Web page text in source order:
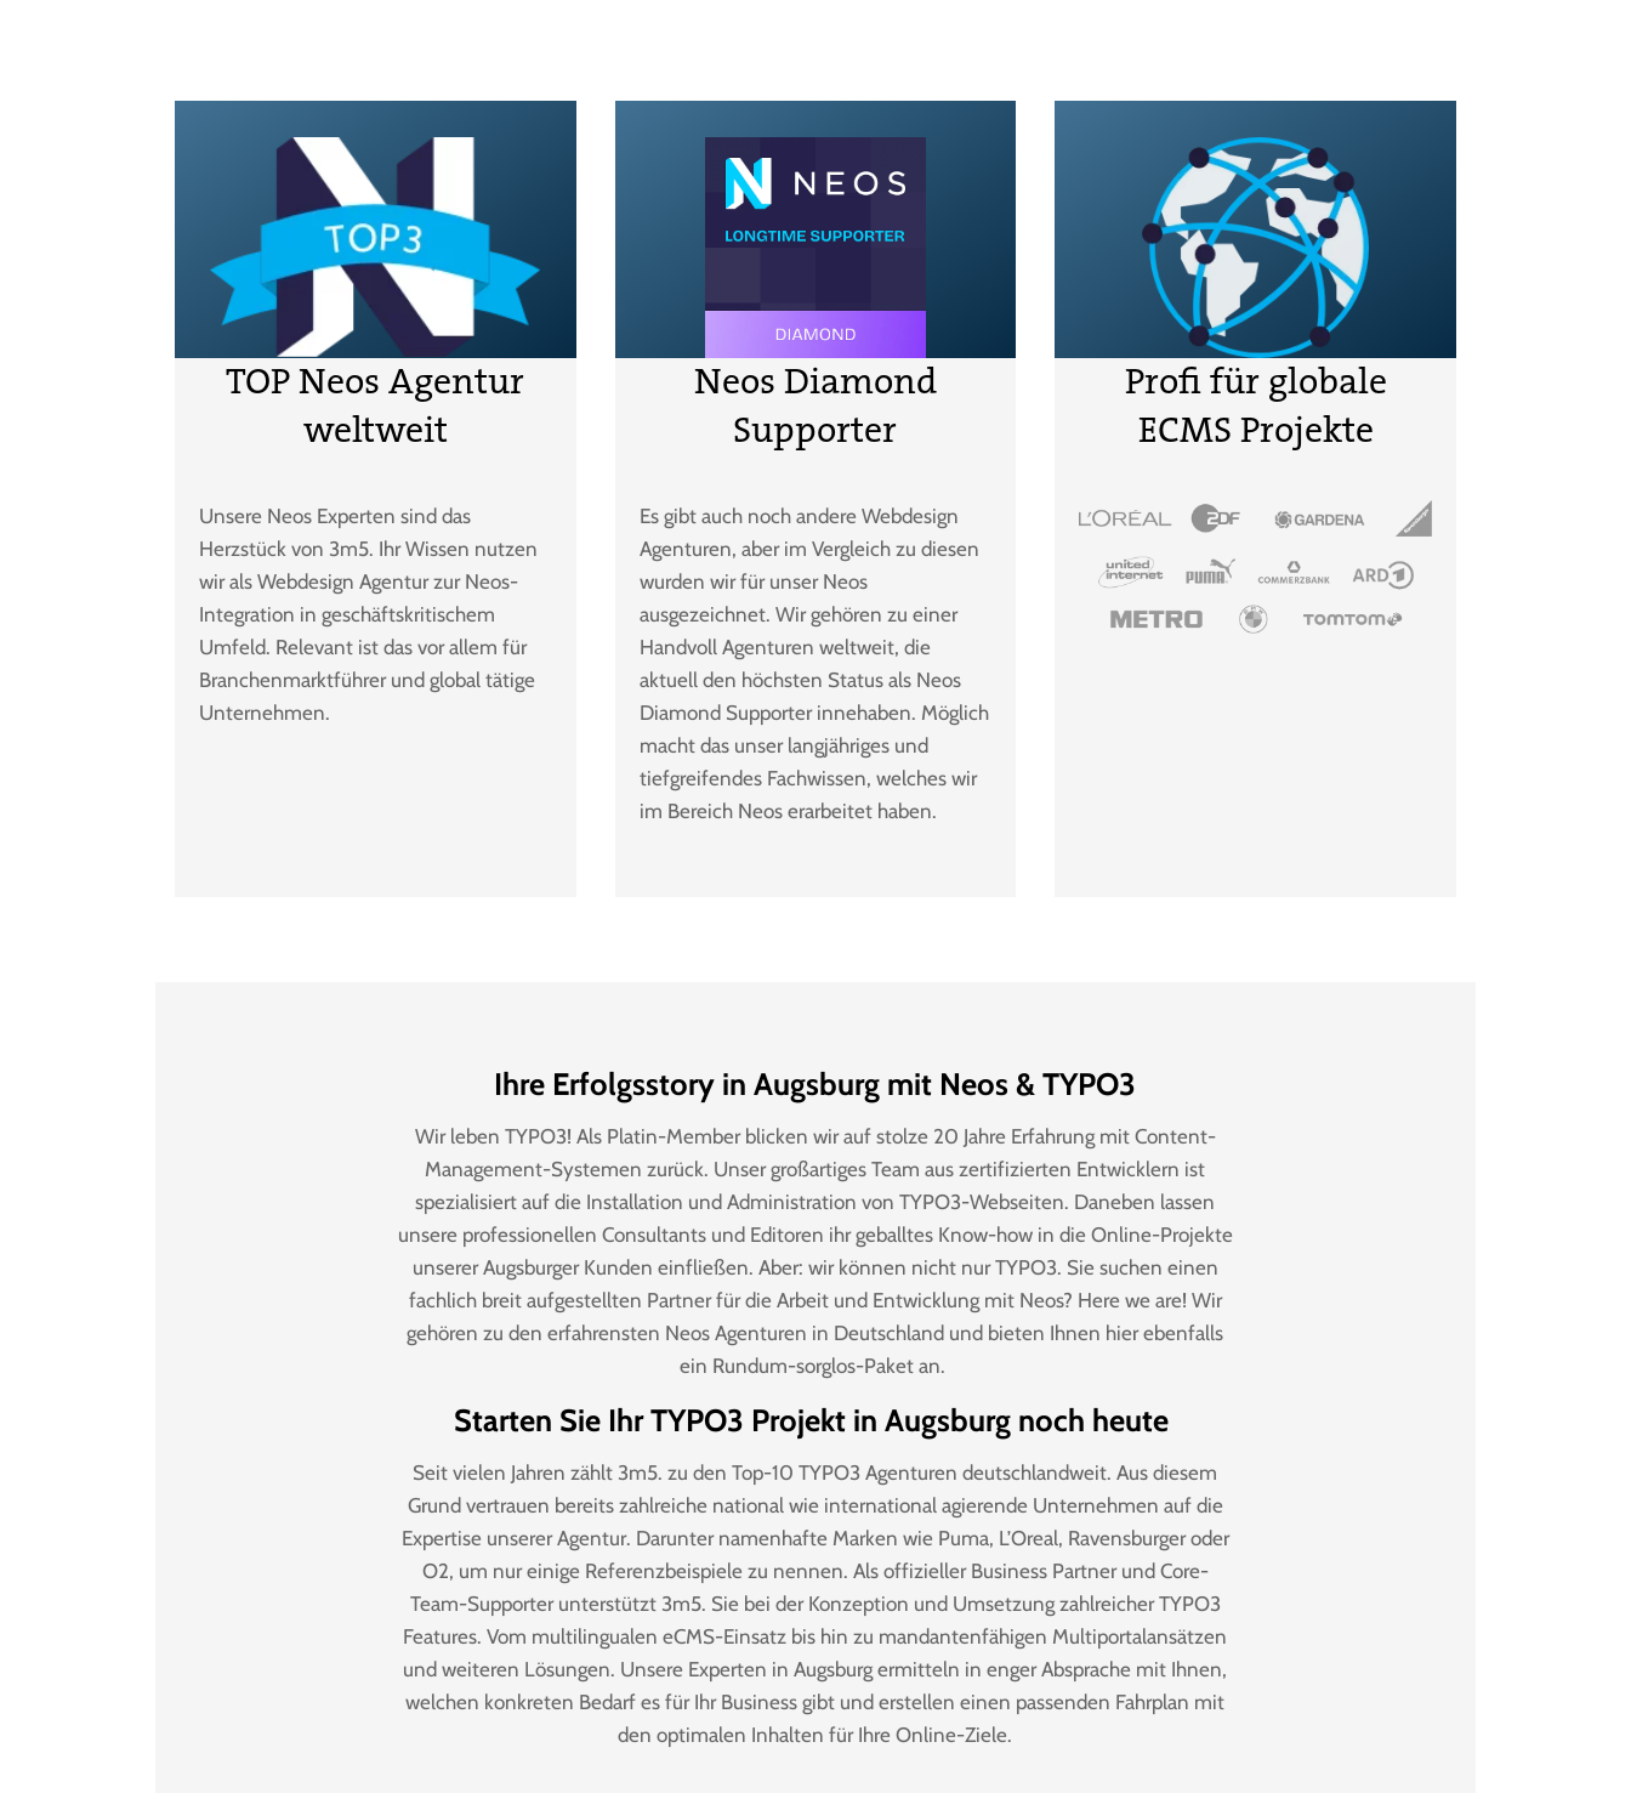
TOP Neos Agentur
weltweit
Unsere Neos Experten sind das
Herzstück von 3m5. Ihr Wissen nutzen
wir als Webdesign Agentur zur Neos-
Integration in geschäftskritischem
Umfeld. Relevant ist das vor allem für
Branchenmarktführer und global tätige
Unternehmen.
Neos Diamond
Supporter
Es gibt auch noch andere Webdesign
Agenturen, aber im Vergleich zu diesen
wurden wir für unser Neos
ausgezeichnet. Wir gehören zu einer
Handvoll Agenturen weltweit, die
aktuell den höchsten Status als Neos
Diamond Supporter innehaben. Möglich
macht das unser langjähriges und
tiefgreifendes Fachwissen, welches wir
im Bereich Neos erarbeitet haben.
Profi für globale
ECMS Projekte
Ihre Erfolgsstory in Augsburg mit Neos & TYPO3
Wir leben TYPO3! Als Platin-Member blicken wir auf stolze 20 Jahre Erfahrung mit Content-
Management-Systemen zurück. Unser großartiges Team aus zertifizierten Entwicklern ist
spezialisiert auf die Installation und Administration von TYPO3-Webseiten. Daneben lassen
unsere professionellen Consultants und Editoren ihr geballtes Know-how in die Online-Projekte
unserer Augsburger Kunden einfließen. Aber: wir können nicht nur TYPO3. Sie suchen einen
fachlich breit aufgestellten Partner für die Arbeit und Entwicklung mit Neos? Here we are! Wir
gehören zu den erfahrensten Neos Agenturen in Deutschland und bieten Ihnen hier ebenfalls
ein Rundum-sorglos-Paket an.
Starten Sie Ihr TYPO3 Projekt in Augsburg noch heute
Seit vielen Jahren zählt 3m5. zu den Top-10 TYPO3 Agenturen deutschlandweit. Aus diesem
Grund vertrauen bereits zahlreiche national wie international agierende Unternehmen auf die
Expertise unserer Agentur. Darunter namenhafte Marken wie Puma, L’Oreal, Ravensburger oder
O2, um nur einige Referenzbeispiele zu nennen. Als offizieller Business Partner und Core-
Team-Supporter unterstützt 3m5. Sie bei der Konzeption und Umsetzung zahlreicher TYPO3
Features. Vom multilingualen eCMS-Einsatz bis hin zu mandantenfähigen Multiportalansätzen
und weiteren Lösungen. Unsere Experten in Augsburg ermitteln in enger Absprache mit Ihnen,
welchen konkreten Bedarf es für Ihr Business gibt und erstellen einen passenden Fahrplan mit
den optimalen Inhalten für Ihre Online-Ziele.